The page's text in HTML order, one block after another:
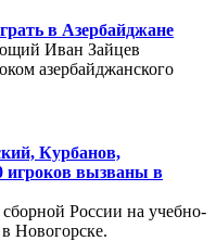
в Азербайджане
Иван Зайцев
азербайджанского
Курбанов,
игроков вызваны в
сборной России на учебно-
Новогорске.